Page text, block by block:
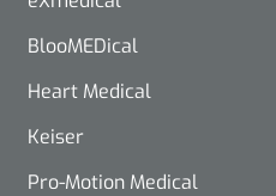
BlooMEDical
Heart Medical
Keiser
Pro-Motion Medical